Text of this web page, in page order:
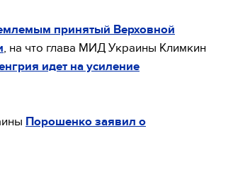
принятый Верховной
, на что глава МИД Украины Климкин
идет на усиление
Порошенко заявил о